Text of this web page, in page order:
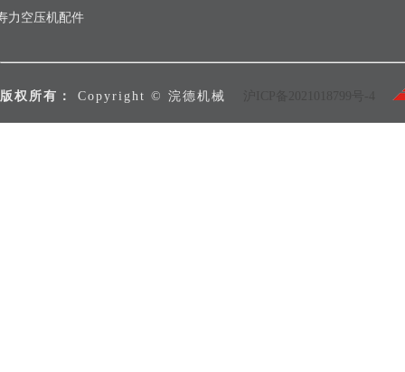
力空压机配件
版权所有： Copyright © 浣德机械